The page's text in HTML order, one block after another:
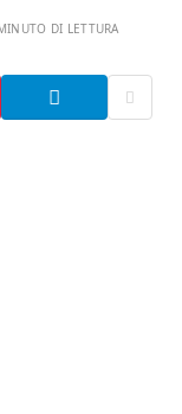
DI LETTURA